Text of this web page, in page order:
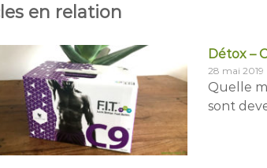
en relation
Détox –
28 mai 2019
Quelle
sont